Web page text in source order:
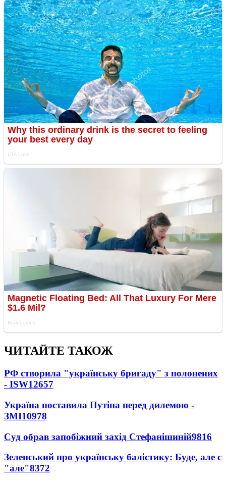
ЧИТАЙТЕ ТАКОЖ
РФ створила "українську бригаду" з полонених
- ISW12657
Україна поставила Путіна перед дилемою -
ЗМІ10978
Суд обрав запобіжний захід Стефанішиній9816
Зеленський про українську балістику: Буде, але є
"але"8372